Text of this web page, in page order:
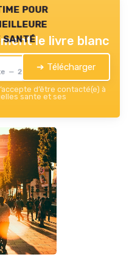
pour
— 2026
le livre blanc
➔ Télécharger
d’être contacté(e) à
sante et ses